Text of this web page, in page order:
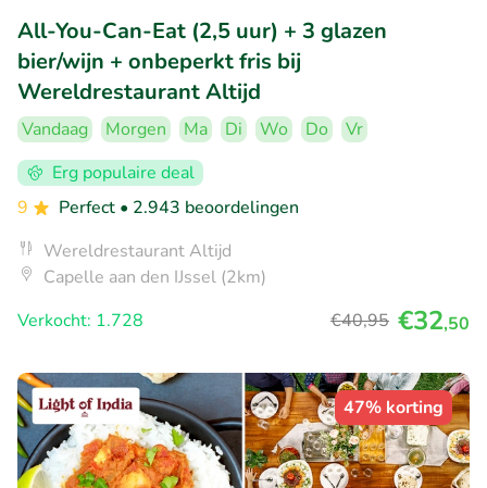
All-You-Can-Eat (2,5 uur) + 3 glazen
bier/wijn + onbeperkt fris bij
Wereldrestaurant Altijd
Vandaag Morgen Ma Di Wo Do
Vr
Erg populaire deal
9
Perfect • 2.943 beoordelingen
Wereldrestaurant Altijd
Capelle aan den IJssel (2km)
Verkocht: 1.728
€40,95 €32,50
47% korting